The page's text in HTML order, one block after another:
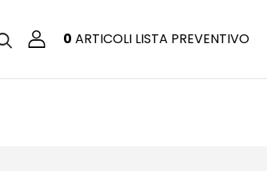
0 ARTICOLI LISTA PREVENTIVO